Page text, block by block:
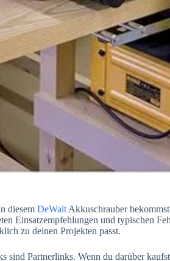
diesem DeWalt Akkuschrauber
Einsatzempfehlungen und typischen
zu deinen Projekten passt.
sind Partnerlinks. Wenn du darüber